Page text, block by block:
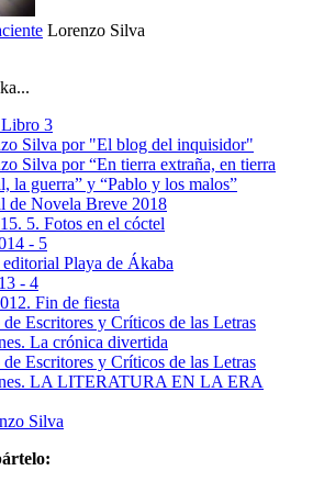
Lorenzo Silva
Libro 3
Silva por "El blog del inquisidor"
Silva por “En tierra extraña, en tierra
la guerra” y “Pablo y los malos”
de Novela Breve 2018
5. Fotos en el cóctel
- 5
Playa de Ákaba
- 4
Fin de fiesta
Escritores y Críticos de las Letras
La crónica divertida
Escritores y Críticos de las Letras
LA LITERATURA EN LA ERA
Silva